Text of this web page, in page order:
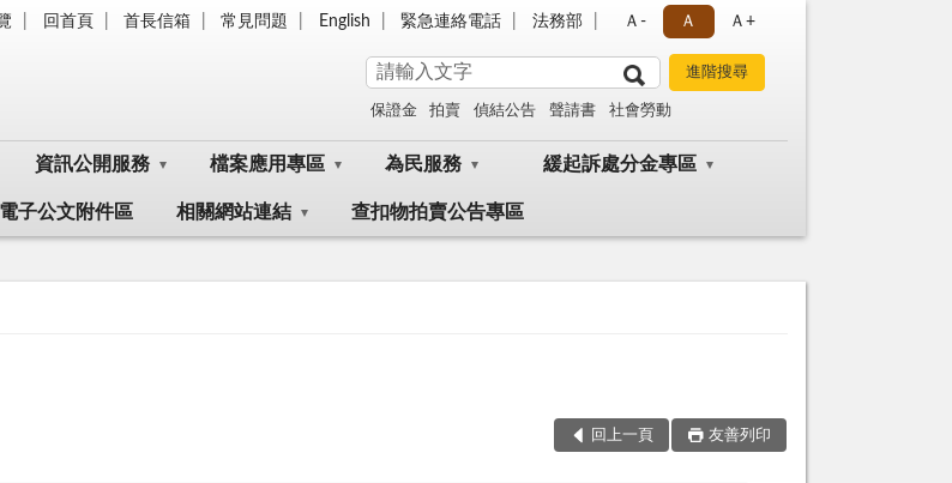
回首頁 首長信箱 常見問題 English 緊急連絡電話 法務部 Ａ- Ａ Ａ+
保證金 拍賣 偵結公告 聲請書 社會勞動
資訊公開服務 檔案應用專區 為民服務 緩起訴處分金專區
電子公文附件區 相關網站連結 查扣物拍賣公告專區
回上一頁 友善列印